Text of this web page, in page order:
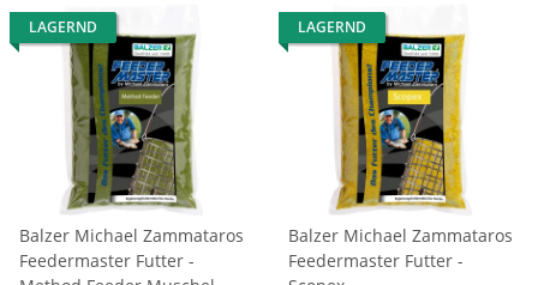
LAGERND
Balzer Michael Zammataros
Feedermaster Futter -
LAGERND
Balzer Michael Zammataros
Feedermaster Futter -